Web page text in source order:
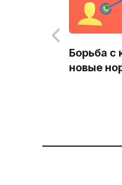
Борьба с
новые